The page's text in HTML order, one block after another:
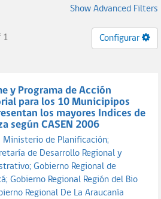
Show Advanced Filters
1 Configurar
y Programa de Acción
para los 10 Municipipos
los mayores Indices de
según CASEN 2006
Ministerio de Planificación;
de Desarrollo Regional y
Gobierno Regional de
Gobierno Regional Región del Bio
Regional De La Araucanía